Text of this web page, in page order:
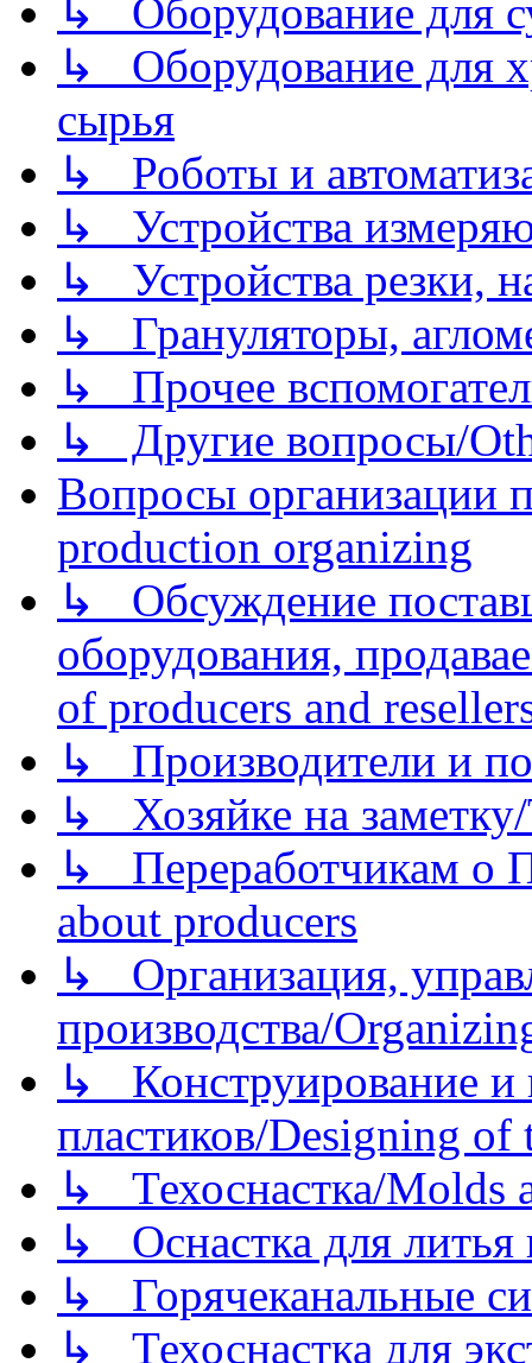
↳ Оборудование для
↳ Оборудование для
сырья
↳ Роботы и
↳ Устройства
↳ Устройства резки,
↳ Грануляторы,
↳ Прочее
↳ Другие вопросы/
Вопросы организации
production organizing
↳ Обсуждение
оборудования,
of producers and
↳ Производители и
↳ Хозяйке на
↳ Переработчикам о
about producers
↳ Организация,
производства/
↳ Конструирование и
пластиков/Designing of
↳ Техоснастка/Molds
↳ Оснастка для литья
↳ Горячеканальные
↳ Техоснастка для